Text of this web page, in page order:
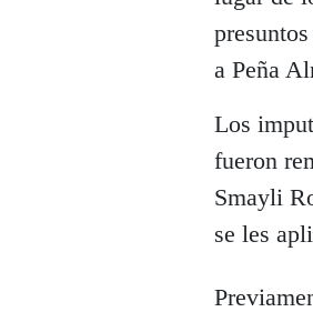
a Peña
Los
fueron
Smayli
se les